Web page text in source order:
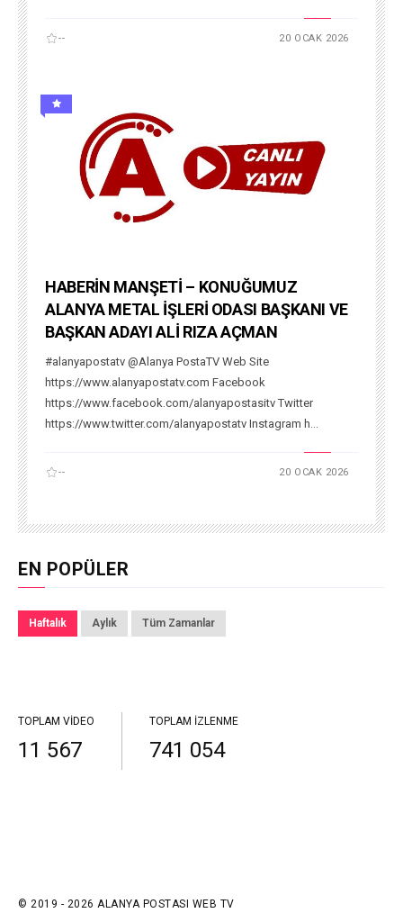
-- 20 OCAK 2026
HABERİN MANŞETİ – KONUĞUMUZ
ALANYA METAL İŞLERİ ODASI BAŞKANI VE
BAŞKAN ADAYI ALİ RIZA AÇMAN
#alanyapostatv @Alanya PostaTV Web Site
https://www.alanyapostatv.com Facebook
https://www.facebook.com/alanyapostasitv Twitter
https://www.twitter.com/alanyapostatv Instagram h...
-- 20 OCAK 2026
EN POPÜLER
Haftalık Aylık Tüm Zamanlar
TOPLAM VIDEO
11 567
TOPLAM İZLENME
741 054
© 2019 - 2026 ALANYA POSTASI WEB TV